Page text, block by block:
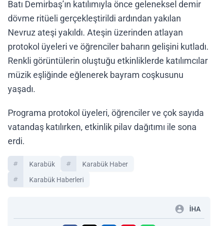
Batı Demirbaş’ın katılımıyla önce geleneksel demir
dövme ritüeli gerçekleştirildi ardından yakılan
Nevruz ateşi yakıldı. Ateşin üzerinden atlayan
protokol üyeleri ve öğrenciler baharın gelişini kutladı.
Renkli görüntülerin oluştuğu etkinliklerde katılımcılar
müzik eşliğinde eğlenerek bayram coşkusunu
yaşadı.
Programa protokol üyeleri, öğrenciler ve çok sayıda
vatandaş katılırken, etkinlik pilav dağıtımı ile sona
erdi.
Karabük
Karabük Haber
Karabük Haberleri
İHA